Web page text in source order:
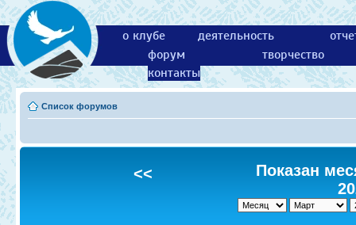
о клубе деятельность
форум
творчество
контакты
Список форумов
<<
Показан